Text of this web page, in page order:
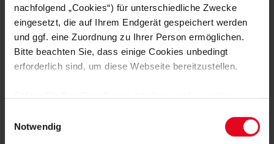
nachfolgend „Cookies“) für unterschiedliche Zwecke
eingesetzt, die auf Ihrem Endgerät gespeichert werden
und ggf. eine Zuordnung zu Ihrer Person ermöglichen.
Bitte beachten Sie, dass einige Cookies unbedingt
erforderlich sind, um diese Webseite bereitzustellen.
Daten von Ihnen (z.B. persönlichen Identifikatoren oder
IP-Adressen) verarbeitet werden. Durch Klicken auf den
Notwendig
FRAUEN & MÄDCHEN 06.08.2026
DOPPELTE PREMIERE: BRUNOLD UND
VINCZE TREFFEN BEIM TEST
FRAUEN & MÄDCHEN 05.08.2026
BORBÁLA VINCZE VERSTÄRKT DEN